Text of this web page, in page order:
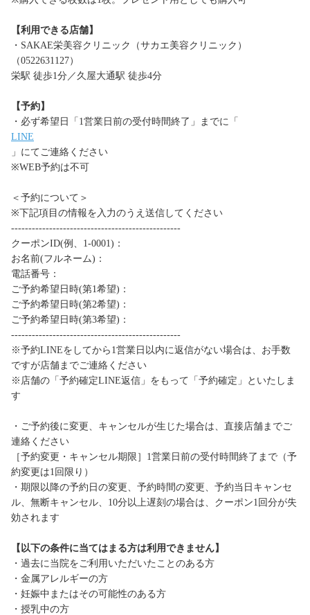
【利用できる店舗】
・SAKAE栄美容クリニック（サカエ美容クリニック）
（0522631127）
栄駅 徒歩1分／久屋大通駅 徒歩4分
【予約】
・必ず希望日「1営業日前の受付時間終了」までに「
LINE
」にてご連絡ください
※WEB予約は不可
＜予約について＞
※下記項目の情報を入力のうえ送信してください
-------------------------------------------------
クーポンID(例、1-0001)：
お名前(フルネーム)：
電話番号：
ご予約希望日時(第1希望)：
ご予約希望日時(第2希望)：
ご予約希望日時(第3希望)：
-------------------------------------------------
※予約LINEをしてから1営業日以内に返信がない場合は、お手数
ですが店舗までご連絡ください
※店舗の「予約確定LINE返信」をもって「予約確定」といたしま
す
・ご予約後に変更、キャンセルが生じた場合は、直接店舗までご
連絡ください
［予約変更・キャンセル期限］1営業日前の受付時間終了まで（予
約変更は1回限り）
・期限以降の予約日の変更、予約時間の変更、予約当日キャンセ
ル、無断キャンセル、10分以上遅刻の場合は、クーポン1回分が失
効されます
【以下の条件に当てはまる方は利用できません】
・過去に当院をご利用いただいたことのある方
・金属アレルギーの方
・妊娠中またはその可能性のある方
・授乳中の方